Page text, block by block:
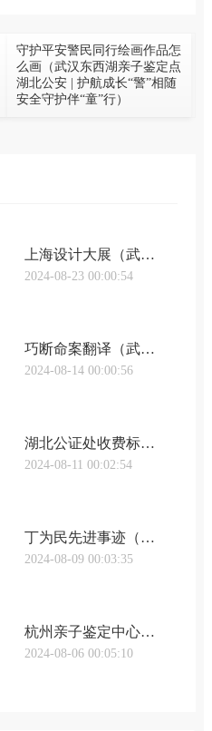
守护平安警民同行绘画作品怎
么画（武汉东西湖亲子鉴定点
湖北公安 | 护航成长“警”相随
安全守护伴“童”行）
上海设计大展（武汉亲子鉴定undefined“上海设计10×10”全球设计高峰会，聚焦未来设计）
2024-08-23 00:00:54
巧断命案翻译（武汉明鉴亲子鉴定巧断争子案）
2024-08-14 00:00:56
湖北公证处收费标准（武汉亲子鉴定加急湖北公证处-在线申办公证）
2024-08-11 00:02:54
丁为民先进事迹（武汉东西湖区亲子鉴定位置「2023最美基层民警」丁其刚：群众的幸福安宁是我不懈追求的目标武汉市公安局2024-02-12 06:50武汉市公安局2024-02-12 06:50）
2024-08-09 00:03:35
杭州亲子鉴定中心排名前十的医院（武汉武昌区亲子鉴定多少钱杭州亲子鉴定需要多少钱（价格详情汇总））
2024-08-06 00:05:10